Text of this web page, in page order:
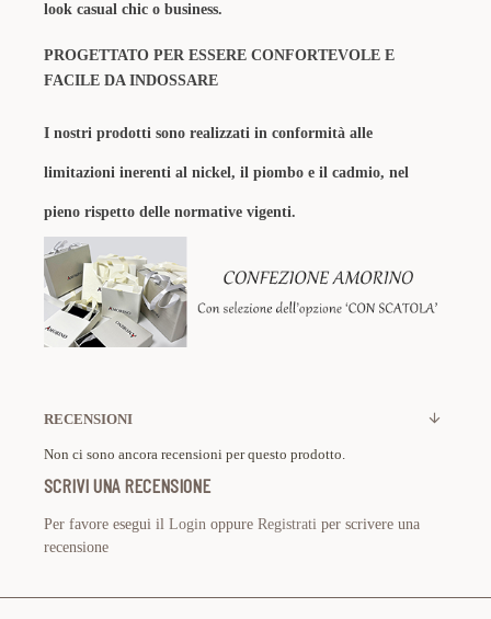
look casual chic o business.
PROGETTATO PER ESSERE CONFORTEVOLE E
FACILE DA INDOSSARE
I nostri prodotti sono realizzati in conformità alle
limitazioni inerenti al nickel, il piombo e il cadmio, nel
pieno rispetto delle normative vigenti.
RECENSIONI
Non ci sono ancora recensioni per questo prodotto.
SCRIVI UNA RECENSIONE
Per favore esegui il Login oppure Registrati per scrivere una
recensione